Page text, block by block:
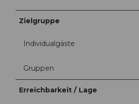
Zielgruppe
Individualgäste
Gruppen
Erreichbarkeit / Lage